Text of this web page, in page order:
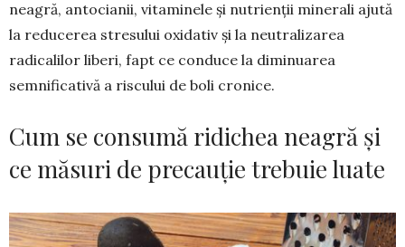
neagră, antocianii, vita­minele și nutrienții minerali ajută
la redu­cerea stresului oxidativ și la neutralizarea
radicalilor liberi, fapt ce conduce la di­minuarea
semnificativă a riscului de boli cronice.
Cum se consumă ridichea neagră și
ce măsuri de precauție trebuie luate